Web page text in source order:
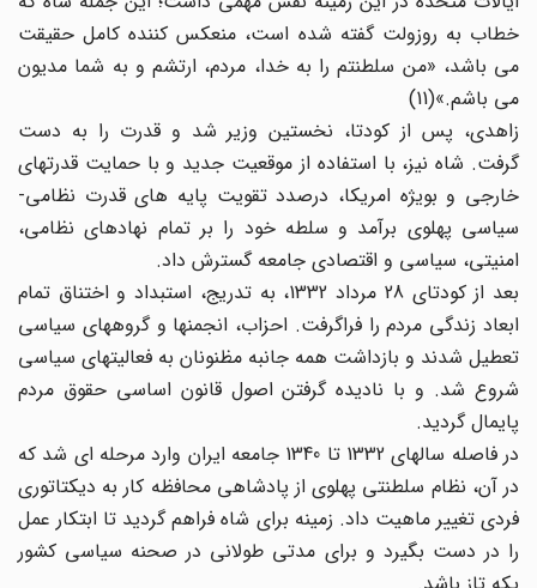
خطاب به روزولت گفته شده است، منعکس کننده کامل حقیقت
می باشد، «من سلطنتم را به خدا، مردم، ارتشم و به شما مدیون
می باشم.»(11)
زاهدی، پس از کودتا، نخستین وزیر شد و قدرت را به دست
گرفت. شاه نیز، با استفاده از موقعیت جدید و با حمایت قدرتهای
خارجی و بویژه امریکا، درصدد تقویت پایه های قدرت نظامی-
سیاسی پهلوی برآمد و سلطه خود را بر تمام نهادهای نظامی،
امنیتی، سیاسی و اقتصادی جامعه گسترش داد.
بعد از کودتای 28 مرداد 1332، به تدریج، استبداد و اختناق تمام
ابعاد زندگی مردم را فراگرفت. احزاب، انجمنها و گروههای سیاسی
تعطیل شدند و بازداشت همه جانبه مظنونان به فعالیتهای سیاسی
شروع شد. و با نادیده گرفتن اصول قانون اساسی حقوق مردم
پایمال گردید.
در فاصله سالهای 1332 تا 1340 جامعه ایران وارد مرحله ای شد که
در آن، نظام سلطنتی پهلوی از پادشاهی محافظه کار به دیکتاتوری
فردی تغییر ماهیت داد. زمینه برای شاه فراهم گردید تا ابتکار عمل
را در دست بگیرد و برای مدتی طولانی در صحنه سیاسی کشور